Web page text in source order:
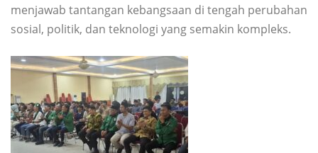
menjawab tantangan kebangsaan di tengah perubahan
sosial, politik, dan teknologi yang semakin kompleks.